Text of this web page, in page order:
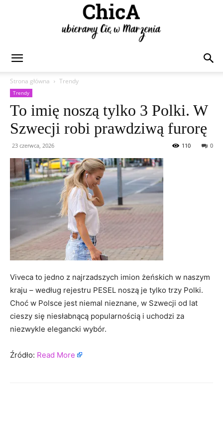
Strona główna
Trendy
Trendy
To imię noszą tylko 3 Polki. W
Szwecji robi prawdziwą furorę
23 czerwca, 2026 0
110
Viveca to jedno z najrzadszych imion żeńskich w naszym
kraju – według rejestru PESEL noszą je tylko trzy Polki.
Choć w Polsce jest niemal nieznane, w Szwecji od lat
cieszy się niesłabnącą popularnością i uchodzi za
niezwykle elegancki wybór.
Źródło: Read More